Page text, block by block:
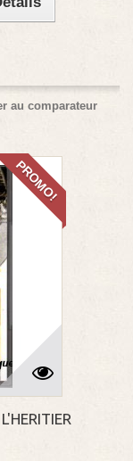
au comparateur
PROMO!